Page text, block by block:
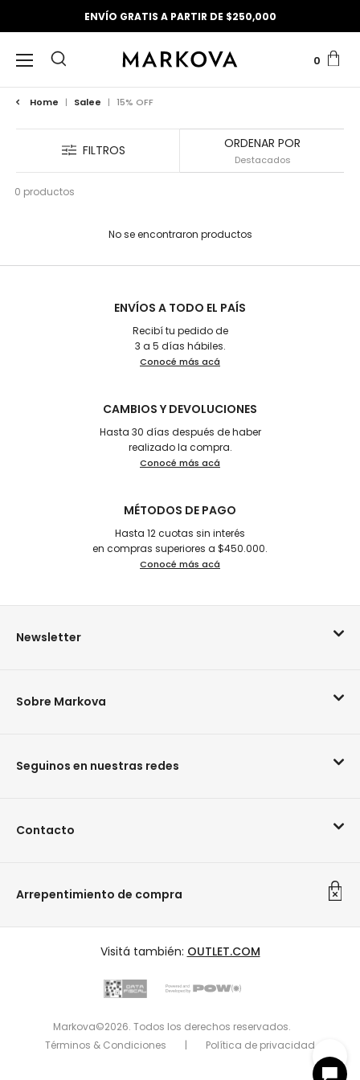
ENVÍO GRATIS A PARTIR DE $250,000
0
Home | Salee | 15% OFF
FILTROS ORDENAR POR
0 productos
No se encontraron productos
ENVÍOS A TODO EL PAÍS
Recibí tu pedido de
3 a 5 días hábiles.
Conocé más acá
CAMBIOS Y DEVOLUCIONES
Hasta 30 días después de haber
realizado la compra.
Conocé más acá
MÉTODOS DE PAGO
Hasta 12 cuotas sin interés
en compras superiores a $450.000.
Conocé más acá
Newsletter
Sobre Markova
Seguinos en nuestras redes
Contacto
Arrepentimiento de compra
Visitá también: OUTLET.COM
Markova©2026. Todos los derechos reservados.
Términos & Condiciones
| Política de privacidad